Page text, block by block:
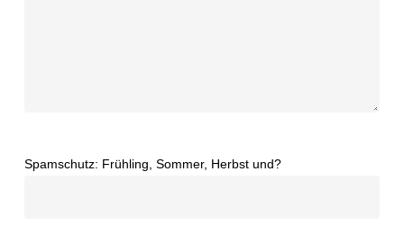
Spamschutz: Frühling, Sommer, Herbst und?